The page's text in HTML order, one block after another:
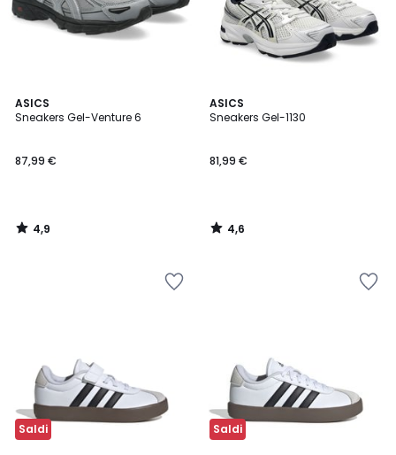
ASICS
Sneakers Gel-Venture 6
87,99 €
4,9
/ 5
4,9
/
ASICS
Sneakers Gel-1130
81,99 €
4,6
/ 5
4,6
/
Saldi Saldi